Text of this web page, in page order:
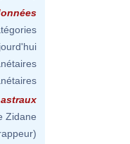
Zidane